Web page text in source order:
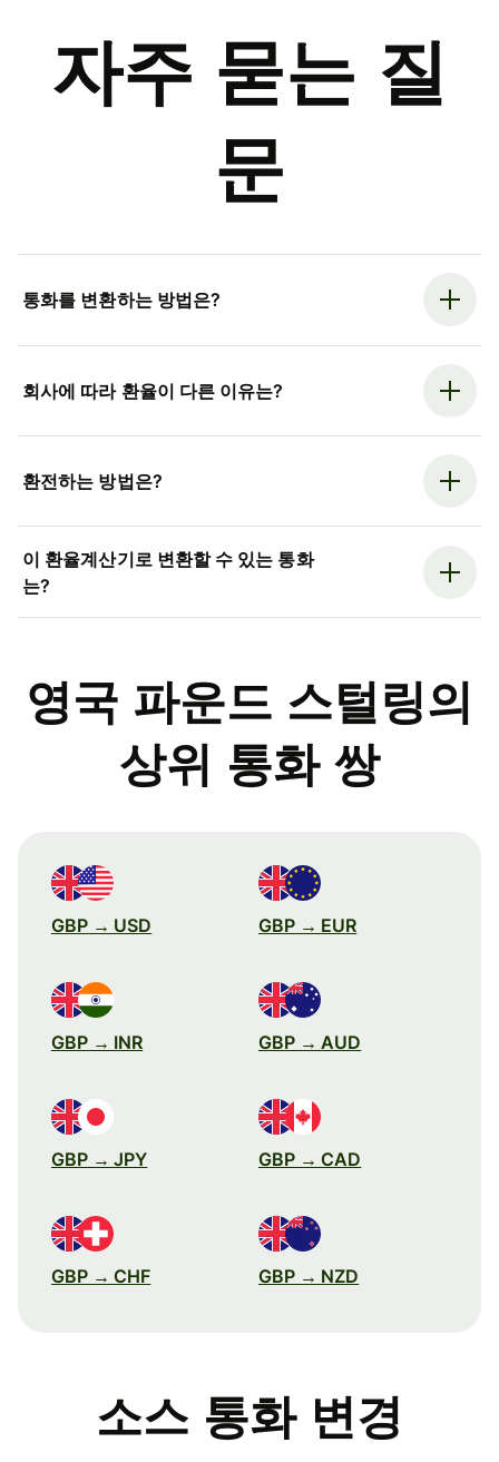
자주 묻는 질
문
통화를 변환하는 방법은?
회사에 따라 환율이 다른 이유는?
환전하는 방법은?
이 환율계산기로 변환할 수 있는 통화
는?
영국 파운드 스털링의
상위 통화 쌍
GBP → USD GBP → EUR
GBP → INR GBP → AUD
GBP → JPY GBP → CAD
GBP → CHF GBP → NZD
소스 통화 변경